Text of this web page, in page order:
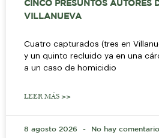
CINCO PRESUNTOS AUTORES
VILLANUEVA
Cuatro capturados (tres en
y un quinto recluido ya en una
a un caso de homicidio
LEER MÁS >>
8 agosto 2026 No hay